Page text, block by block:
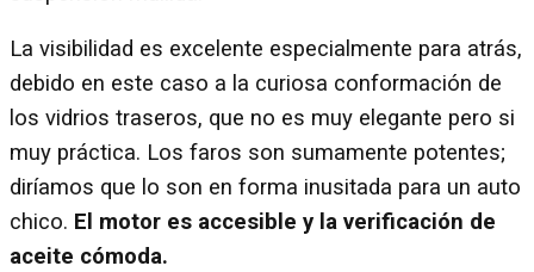
La visibilidad es excelente especialmente para atrás,
debido en este caso a la curiosa conformación de
los vidrios traseros, que no es muy elegante pero si
muy práctica. Los faros son sumamente potentes;
diríamos que lo son en forma inusitada para un auto
chico. El motor es accesible y la verificación de
aceite cómoda.